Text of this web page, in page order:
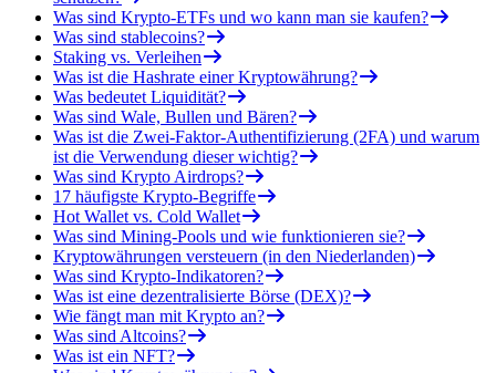
Was sind Krypto-ETFs und wo kann man sie kaufen?
Was sind stablecoins?
Staking vs. Verleihen
Was ist die Hashrate einer Kryptowährung?
Was bedeutet Liquidität?
Was sind Wale, Bullen und Bären?
Was ist die Zwei-Faktor-Authentifizierung (2FA) und warum
ist die Verwendung dieser wichtig?
Was sind Krypto Airdrops?
17 häufigste Krypto-Begriffe
Hot Wallet vs. Cold Wallet
Was sind Mining-Pools und wie funktionieren sie?
Kryptowährungen versteuern (in den Niederlanden)
Was sind Krypto-Indikatoren?
Was ist eine dezentralisierte Börse (DEX)?
Wie fängt man mit Krypto an?
Was sind Altcoins?
Was ist ein NFT?